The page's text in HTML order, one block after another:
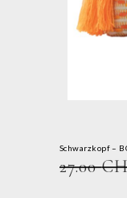
Schwarzkopf –
27.00